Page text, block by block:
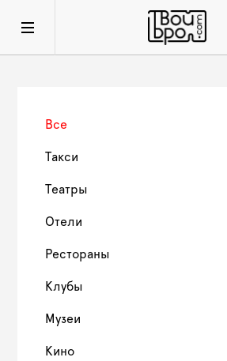
Все
Такси
Театры
Отели
Рестораны
Клубы
Музеи
Кино